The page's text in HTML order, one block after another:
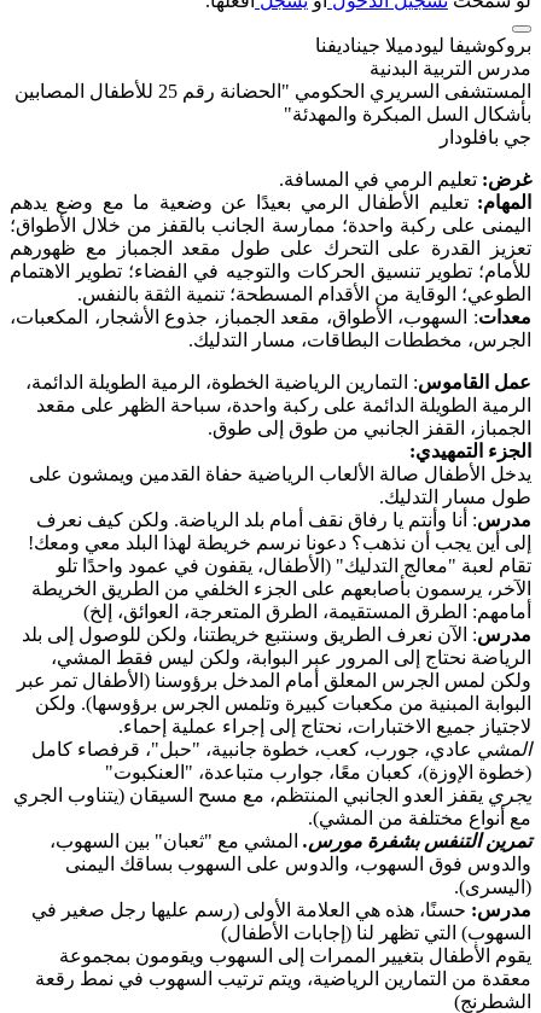
بروكوشيفا ليودميلا جيناديفنا
مدرس التربية البدنية
المستشفى السريري الحكومي "الحضانة رقم 25 للأطفال المصابين
بأشكال السل المبكرة والمهدئة"
جي بافلودار
غرض: تعليم الرمي في المسافة.
المهام: تعليم الأطفال الرمي بعيدًا عن وضعية ما مع وضع يدهم
اليمنى على ركبة واحدة؛ ممارسة الجانب بالقفز من خلال الأطواق؛
تعزيز القدرة على التحرك على طول مقعد الجمباز مع ظهورهم
للأمام؛ تطوير تنسيق الحركات والتوجيه في الفضاء؛ تطوير الاهتمام
الطوعي؛ الوقاية من الأقدام المسطحة؛ تنمية الثقة بالنفس.
معدات: السهوب، الأطواق، مقعد الجمباز، جذوع الأشجار، المكعبات،
الجرس، مخططات البطاقات، مسار التدليك.
عمل القاموس: التمارين الرياضية الخطوة، الرمية الطويلة الدائمة،
الرمية الطويلة الدائمة على ركبة واحدة، سباحة الظهر على مقعد
الجمباز، القفز الجانبي من طوق إلى طوق.
الجزء التمهيدي:
يدخل الأطفال صالة الألعاب الرياضية حفاة القدمين ويمشون على
طول مسار التدليك.
مدرس: أنا وأنتم يا رفاق نقف أمام بلد الرياضة. ولكن كيف نعرف
إلى أين يجب أن نذهب؟ دعونا نرسم خريطة لهذا البلد معي ومعك!
تقام لعبة "معالج التدليك" (الأطفال، يقفون في عمود واحدًا تلو
الآخر، يرسمون بأصابعهم على الجزء الخلفي من الطريق الخريطة
أمامهم: الطرق المستقيمة، الطرق المتعرجة، العوائق، إلخ)
مدرس: الآن نعرف الطريق وسنتبع خريطتنا، ولكن للوصول إلى بلد
الرياضة نحتاج إلى المرور عبر البوابة، ولكن ليس فقط المشي،
ولكن لمس الجرس المعلق أمام المدخل برؤوسنا (الأطفال تمر عبر
البوابة المبنية من مكعبات كبيرة وتلمس الجرس برؤوسها). ولكن
لاجتياز جميع الاختبارات، نحتاج إلى إجراء عملية إحماء.
المشي عادي، جورب، كعب، خطوة جانبية، "حبل"، قرفصاء كامل
(خطوة الإوزة)، كعبان معًا، جوارب متباعدة، "العنكبوت"
يجري يقفز العدو الجانبي المنتظم، مع مسح السيقان (يتناوب الجري
مع أنواع مختلفة من المشي).
تمرين التنفس بشفرة مورس. المشي مع "ثعبان" بين السهوب،
والدوس فوق السهوب، والدوس على السهوب بساقك اليمنى
(اليسرى).
مدرس: حسنًا، هذه هي العلامة الأولى (رسم عليها رجل صغير في
السهوب) التي تظهر لنا (إجابات الأطفال)
يقوم الأطفال بتغيير الممرات إلى السهوب ويقومون بمجموعة
معقدة من التمارين الرياضية، ويتم ترتيب السهوب في نمط رقعة
الشطرنج)